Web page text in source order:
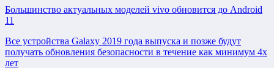
Большинство актуальных моделей vivo обновится до Android
11
Все устройства Galaxy 2019 года выпуска и позже будут
получать обновления безопасности в течение как минимум 4х
лет